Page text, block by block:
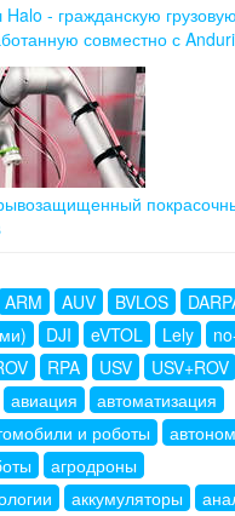
- гражданскую грузовую
совместно с
ARM AUV BVLOS
DJI eVTOL Lely
RPA USV USV+ROV
авиация
автоматизация
и роботы
агродроны
аккумуляторы